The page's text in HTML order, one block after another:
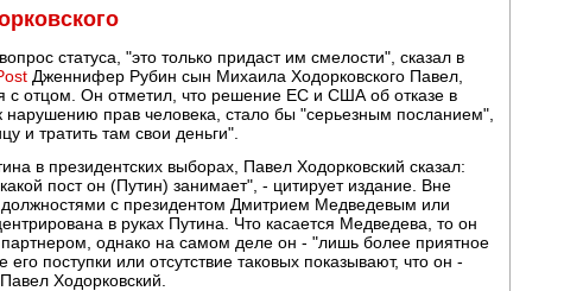
статуса, "это только придаст им смелости", сказал в
Дженнифер Рубин сын Михаила Ходорковского Павел,
отцом. Он отметил, что решение ЕС и США об отказе в
нарушению прав человека, стало бы "серьезным посланием",
и тратить там свои деньги".
в президентских выборах, Павел Ходорковский сказал:
пост он (Путин) занимает", - цитирует издание. Вне
должностями с президентом Дмитрием Медведевым или
в руках Путина. Что касается Медведева, то он
однако на самом деле он - "лишь более приятное
поступки или отсутствие таковых показывают, что он -
Ходорковский.